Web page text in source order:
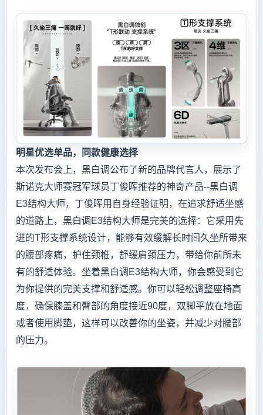
明星优选单品，同款健康选择
本次发布会上，黑白调公布了新的品牌代言人，展示了
斯诺克大师赛冠军球员丁俊晖推荐的神奇产品--黑白调
E3结构大师，丁俊晖用自身经验证明，在追求舒适坐感
的道路上，黑白调E3结构大师是完美的选择：它采用先
进的T形支撑系统设计，能够有效缓解长时间久坐所带来
的腰部疼痛，护住颈椎，舒缓肩颈压力，带给你前所未
有的舒适体验。坐着黑白调E3结构大师，你会感受到它
为你提供的完美支撑和舒适感。你可以轻松调整座椅高
度，确保膝盖和臀部的角度接近90度，双脚平放在地面
或者使用脚垫，这样可以改善你的坐姿，并减少对腰部
的压力。